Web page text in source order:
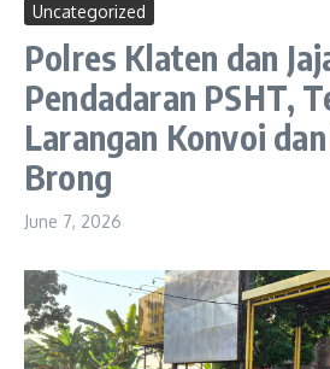
Uncategorized
Polres Klaten dan
Pendadaran PSHT,
Larangan Konvoi
Brong
June 7, 2026